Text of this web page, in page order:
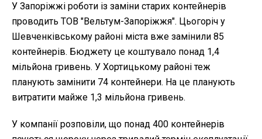
У Запоріжжі роботи із заміни старих контейнерів
проводить ТОВ "Вельтум-Запоріжжя". Цьогоріч у
Шевченківському районі міста вже замінили 85
контейнерів. Бюджету це коштувало понад 1,4
мільйона гривень. У Хортицькому районі теж
планують замінити 74 контейнери. На це планують
витратити майже 1,3 мільйона гривень.
У компанії розповіли, що понад 400 контейнерів